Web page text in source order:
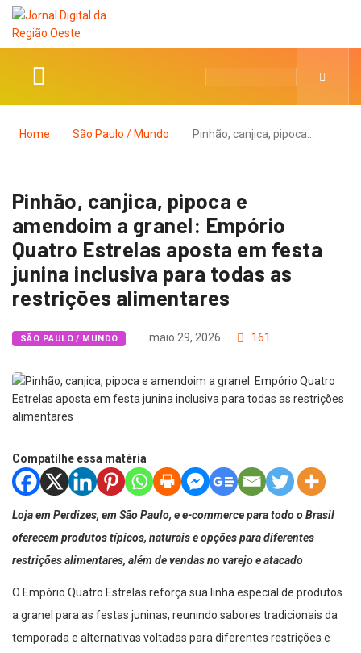
Home São Paulo / Mundo Pinhão, canjica, pipoca…
Pinhão, canjica, pipoca e
amendoim a granel: Empório
Quatro Estrelas aposta em festa
junina inclusiva para todas as
restrições alimentares
SÃO PAULO / MUNDO maio 29, 2026 161
Compatilhe essa matéria
Loja em Perdizes, em São Paulo, e e-commerce para todo o Brasil
oferecem produtos típicos, naturais e opções para diferentes
restrições alimentares, além de vendas no varejo e atacado
O Empório Quatro Estrelas reforça sua linha especial de produtos
a granel para as festas juninas, reunindo sabores tradicionais da
temporada e alternativas voltadas para diferentes restrições e